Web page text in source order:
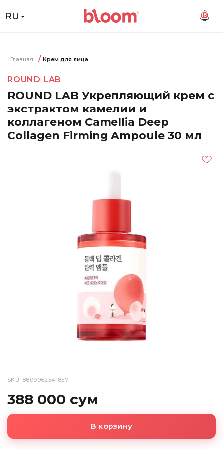
RU 18
Главная Крем для лица
ROUND LAB
ROUND LAB Укрепляющий крем с
экстрактом камелии и
коллагеном Camellia Deep
Collagen Firming Ampoule 30 мл
SKU: 8809962541857
388 000 сум
В корзину